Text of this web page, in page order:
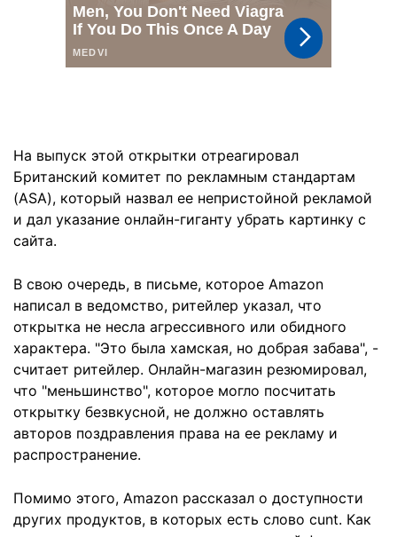
На выпуск этой открытки отреагировал
Британский комитет по рекламным стандартам
(ASA), который назвал ее непристойной рекламой
и дал указание онлайн-гиганту убрать картинку с
сайта.
В свою очередь, в письме, которое Amazon
написал в ведомство, ритейлер указал, что
открытка не несла агрессивного или обидного
характера. "Это была хамская, но добрая забава", -
считает ритейлер. Онлайн-магазин резюмировал,
что "меньшинство", которое могло посчитать
открытку безвкусной, не должно оставлять
авторов поздравления права на ее рекламу и
распространение.
Помимо этого, Amazon рассказал о доступности
других продуктов, в которых есть слово cunt. Как